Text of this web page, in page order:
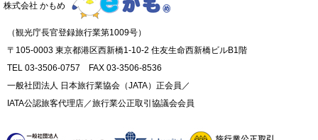
株式会社 かもめ
（観光庁長官登録旅行業第1009号）
〒105-0003 東京都港区西新橋1-10-2 住友生命西新橋ビルB1階
TEL 03-3506-0757 FAX 03-3506-8536
一般社団法人 日本旅行業協会（JATA）正会員／
IATA公認旅客代理店／旅行業公正取引協議会会員